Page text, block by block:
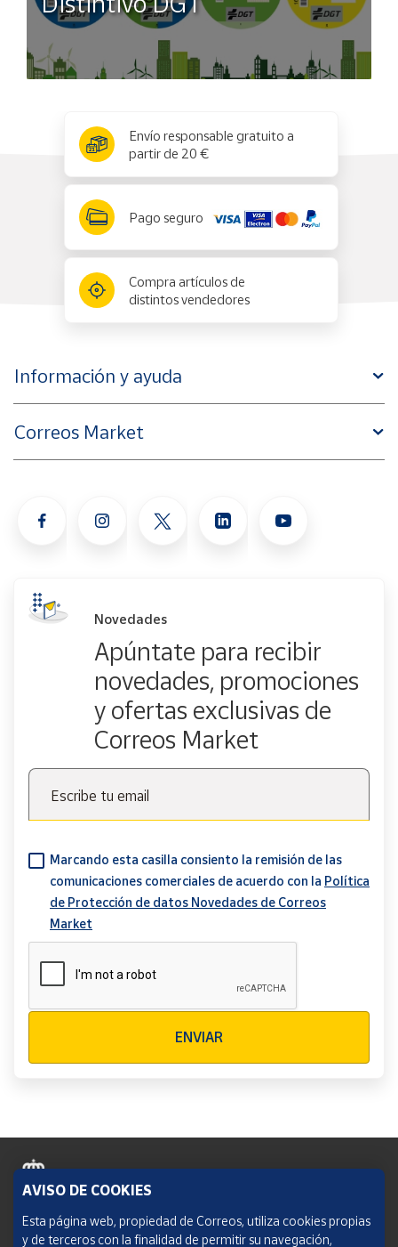
Envío responsable gratuito a
partir de 20 €
Pago seguro
Compra artículos de
distintos vendedores
Información y ayuda
Correos Market
Novedades
Apúntate para recibir
novedades, promociones
y ofertas exclusivas de
Correos Market
Escribe tu email
Marcando esta casilla consiento la remisión de las
comunicaciones comerciales de acuerdo con la Política
de Protección de datos Novedades de Correos
Market
ENVIAR
Política de cookies
AVISO DE COOKIES
Esta página web, propiedad de Correos, utiliza cookies propias
y de terceros con la finalidad de permitir su navegación,